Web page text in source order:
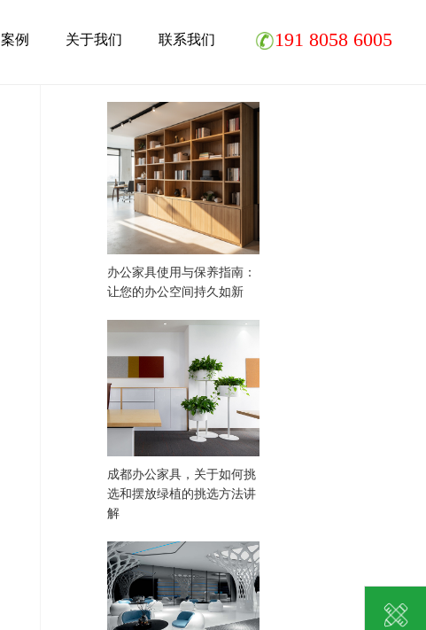
案例 关于我们 联系我们 191 8058 6005
办公家具使用与保养指南：
让您的办公空间持久如新
成都办公家具，关于如何挑
选和摆放绿植的挑选方法讲
解